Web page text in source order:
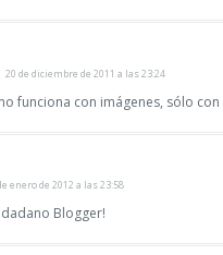
20 de diciembre de 2011 a las 23:24
funciona con imágenes, sólo
enero de 2012 a las 23:58
Blogger!